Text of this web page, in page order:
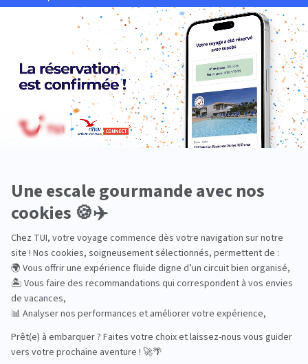
Croisières
Dans les îles
En famille
En solo